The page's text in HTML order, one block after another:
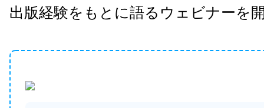
出版経験をもとに語るウェビナーを